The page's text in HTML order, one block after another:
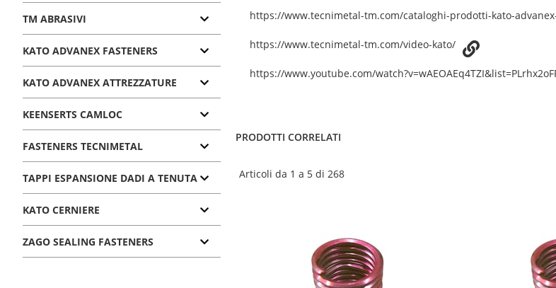
TM ABRASIVI
KATO ADVANEX FASTENERS
KATO ADVANEX ATTREZZATURE
KEENSERTS CAMLOC
FASTENERS TECNIMETAL
TAPPI ESPANSIONE DADI A TENUTA
KATO CERNIERE
ZAGO SEALING FASTENERS
https://www.tecnimetal-tm.com/cataloghi-prodotti-kato-
https://www.tecnimetal-tm.com/video-kato/
https://www.youtube.com/
PRODOTTI CORRELATI
Articoli da 1 a 5 di 268